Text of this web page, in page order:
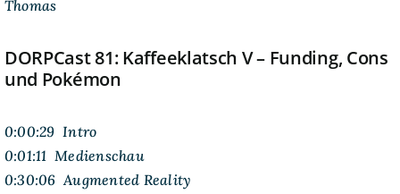
Thomas
DORPCast 81: Kaffeeklatsch V – Funding, Cons
und Pokémon
0:00:29 Intro
0:01:11 Medienschau
0:30:06 Augmented Reality